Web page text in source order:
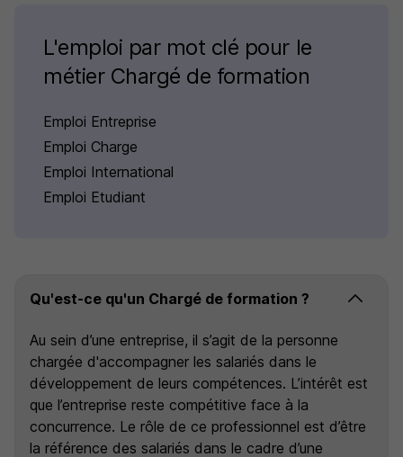
L'emploi par mot clé pour le
métier Chargé de formation
Emploi Entreprise
Emploi Charge
Emploi International
Emploi Etudiant
Qu'est-ce qu'un Chargé de formation ?
Au sein d’une entreprise, il s’agit de la personne
chargée d'accompagner les salariés dans le
développement de leurs compétences. L’intérêt est
que l’entreprise reste compétitive face à la
concurrence. Le rôle de ce professionnel est d’être
la référence des salariés dans le cadre d’une